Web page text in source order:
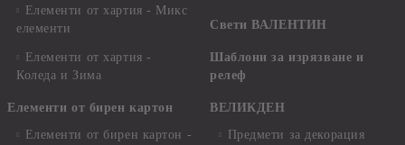
Елементи от хартия - Микс
елементи
Елементи от хартия -
Коледа и Зима
Елементи от бирен картон
Елементи от бирен картон -
Свети ВАЛЕНТИН
Шаблони за изрязване и
релеф
ВЕЛИКДЕН
Предмети за декорация